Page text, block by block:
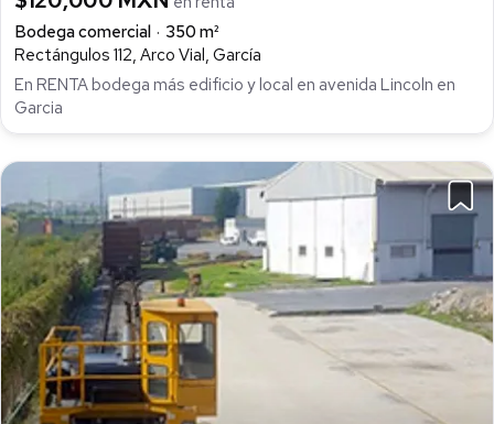
Bodega comercial
350 m²
Rectángulos 112, Arco Vial, García
En RENTA bodega más edificio y local en avenida Lincoln en
Garcia